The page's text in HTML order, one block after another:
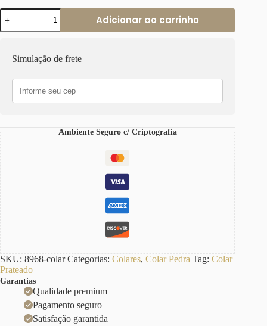
Colar
Pedra
Lilás
com
Banho
Prateado
Adicionar ao carrinho
Simulação de frete
Ambiente Seguro c/ Criptografia
SKU: 8968-colar Categorias: Colares, Colar Pedra Tag: Colar
Prateado
Garantias
Qualidade premium
Pagamento seguro
Satisfação garantida